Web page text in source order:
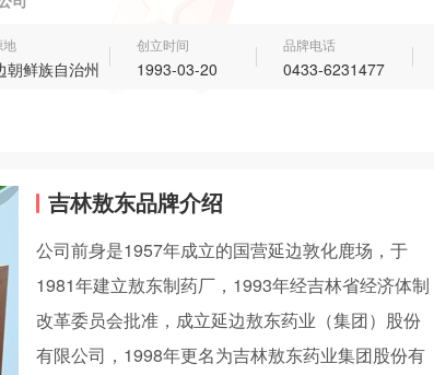
地
朝鲜族自治州
创立时间
1993-03-20
品牌电话
0433-6231477
吉林敖东品牌介绍
公司前身是1957年成立的国营延边敦化鹿场，于
1981年建立敖东制药厂，1993年经吉林省经济体制
改革委员会批准，成立延边敖东药业（集团）股份
有限公司，1998年更名为吉林敖东药业集团股份有